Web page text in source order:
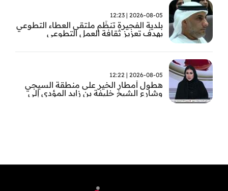
2026-08-05 | 12:23
بلدية الفجيرة تنظّم ملتقى العطاء التطوعي
بهدف تعزيز ثقافة العمل التطوعي
2026-08-05 | 12:22
هطول أمطار الخير على منطقة السيجي
وشارع الشيخ خليفة بن زايد المؤدي إلى